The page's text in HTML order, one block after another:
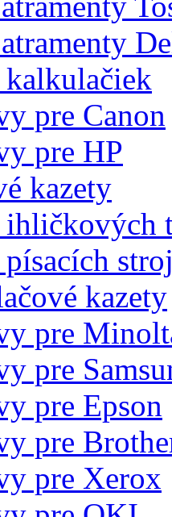
kalkulačiek
pre Canon
pre HP
kazety
ihličkových
písacích
kazety
pre
pre
pre Epson
pre
pre Xerox